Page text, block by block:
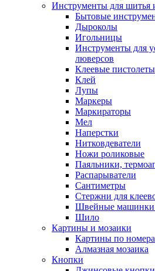
Инструменты для шитья
Бытовые
Дыроколы
Игольницы
Инструменты для
люверсов
Клеевые пистолеты
Клей
Лупы
Маркеры
Маркираторы
Мел
Наперстки
Нитковдеватели
Ножи роликовые
Паяльники,
Распарыватели
Сантиметры
Стержни для
Швейные машинки
Шило
Картины и мозаики
Картины по
Алмазная мозаика
Кнопки